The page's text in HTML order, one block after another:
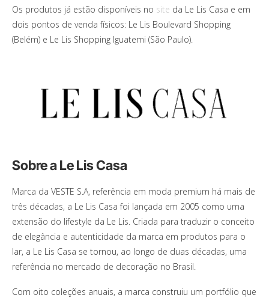
Os produtos já estão disponíveis no site da Le Lis Casa e em
dois pontos de venda físicos: Le Lis Boulevard Shopping
(Belém) e Le Lis Shopping Iguatemi (São Paulo).
Sobre a Le Lis Casa
Marca da VESTE S.A, referência em moda premium há mais de
três décadas, a Le Lis Casa foi lançada em 2005 como uma
extensão do lifestyle da Le Lis. Criada para traduzir o conceito
de elegância e autenticidade da marca em produtos para o
lar, a Le Lis Casa se tornou, ao longo de duas décadas, uma
referência no mercado de decoração no Brasil.
Com oito coleções anuais, a marca construiu um portfólio que